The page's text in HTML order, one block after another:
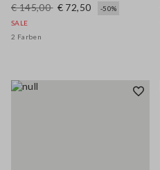
€ 145,00 € 72,50
-50%
SALE
2 Farben